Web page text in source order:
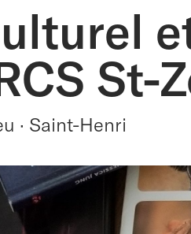
St-
· Saint-Henri